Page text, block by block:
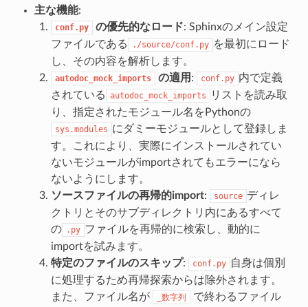
主な機能:
conf.py の優先的なロード: Sphinxのメイン設定
ファイルである
./source/conf.py を最初にロード
し、その内容を解析します。
autodoc_mock_imports の適用 : conf.py 内で定義
されている autodoc_mock_imports
リストを読み取
り、指定されたモジュール名をPythonの
sys.modules にダミーモジュールとして登録しま
す。これにより、実際にインストールされてい
ないモジュールがimportされてもエラーになら
ないようにします。
ソースファイルの再帰的import: source ディレ
クトリとそのサブディレクトリ内にあるすべて
の .py ファイルを再帰的に検索し、動的に
importを試みます。
特定のファイルのスキップ: conf.py 自身は個別
に処理するため再帰探索からは除外されます。
また、ファイル名が
_数字列
で終わるファイル